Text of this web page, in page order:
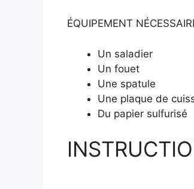
ÉQUIPEMENT
Un saladier
Un fouet
Une spatule
Une plaque de
Du papier sulfurisé